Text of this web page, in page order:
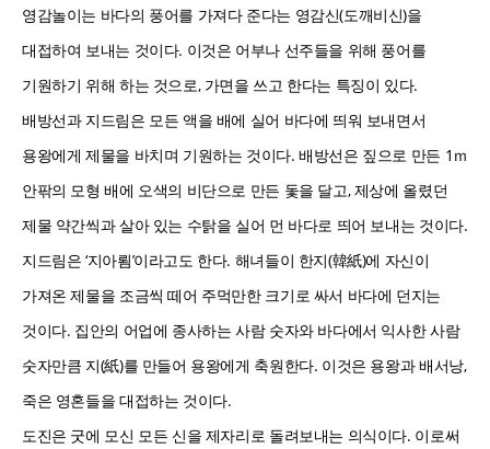
영감놀이는 바다의 풍어를 가져다 준다는 영감신(도깨비신)을
대접하여 보내는 것이다. 이것은 어부나 선주들을 위해 풍어를
기원하기 위해 하는 것으로, 가면을 쓰고 한다는 특징이 있다.
배방선과 지드림은 모든 액을 배에 실어 바다에 띄워 보내면서
용왕에게 제물을 바치며 기원하는 것이다. 배방선은 짚으로 만든 1ｍ
안팎의 모형 배에 오색의 비단으로 만든 돛을 달고, 제상에 올렸던
제물 약간씩과 살아 있는 수탉을 실어 먼 바다로 띄어 보내는 것이다.
지드림은 ‘지아룀’이라고도 한다. 해녀들이 한지(韓紙)에 자신이
가져온 제물을 조금씩 떼어 주먹만한 크기로 싸서 바다에 던지는
것이다. 집안의 어업에 종사하는 사람 숫자와 바다에서 익사한 사람
숫자만큼 지(紙)를 만들어 용왕에게 축원한다. 이것은 용왕과 배서낭,
죽은 영혼들을 대접하는 것이다.
도진은 굿에 모신 모든 신을 제자리로 돌려보내는 의식이다. 이로써